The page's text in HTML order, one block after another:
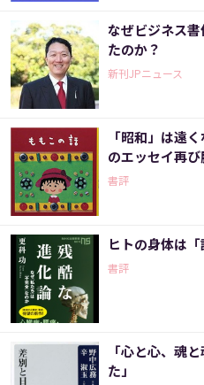
なぜビジネス
たのか？
新刊JPニュース
「昭和」は遠
のエッセイ再
書評
ヒトの身体は
書評
「心と心、魂
た」